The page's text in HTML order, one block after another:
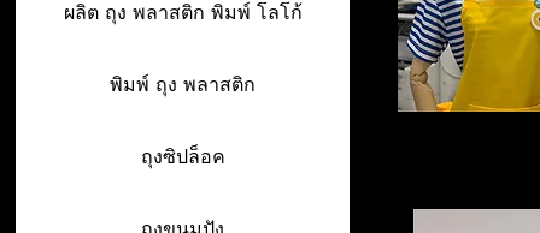
ผลิต ถุง พลาสติก พิมพ์ โลโก้
พิมพ์ ถุง พลาสติก
ถุงซิปล็อค